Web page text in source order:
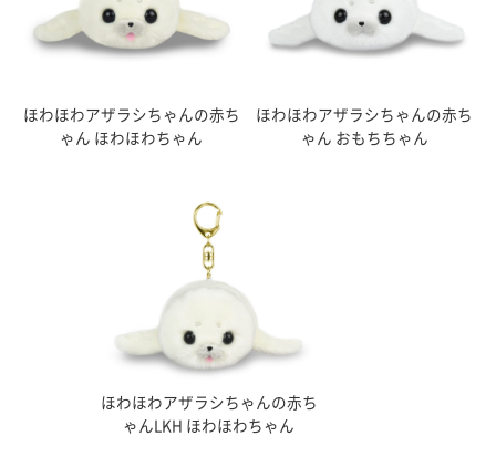
ほわほわアザラシちゃんの赤ち
ゃん ほわほわちゃん
ほわほわアザラシちゃんの赤ち
ゃん おもちちゃん
ほわほわアザラシちゃんの赤ち
ゃんLKH ほわほわちゃん